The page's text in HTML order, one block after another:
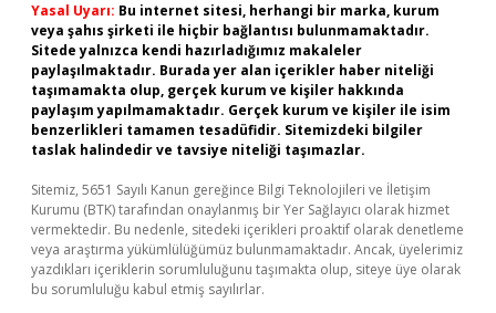
Yasal Uyarı: Bu internet sitesi, herhangi bir marka, kurum
veya şahıs şirketi ile hiçbir bağlantısı bulunmamaktadır.
Sitede yalnızca kendi hazırladığımız makaleler
paylaşılmaktadır. Burada yer alan içerikler haber niteliği
taşımamakta olup, gerçek kurum ve kişiler hakkında
paylaşım yapılmamaktadır. Gerçek kurum ve kişiler ile isim
benzerlikleri tamamen tesadüfidir. Sitemizdeki bilgiler
taslak halindedir ve tavsiye niteliği taşımazlar.
Sitemiz, 5651 Sayılı Kanun gereğince Bilgi Teknolojileri ve İletişim
Kurumu (BTK) tarafından onaylanmış bir Yer Sağlayıcı olarak hizmet
vermektedir. Bu nedenle, sitedeki içerikleri proaktif olarak denetleme
veya araştırma yükümlülüğümüz bulunmamaktadır. Ancak, üyelerimiz
yazdıkları içeriklerin sorumluluğunu taşımakta olup, siteye üye olarak
bu sorumluluğu kabul etmiş sayılırlar.